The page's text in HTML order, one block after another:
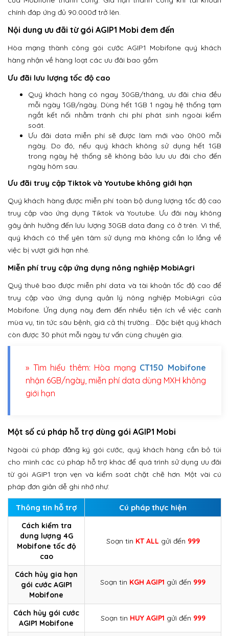
chính đáp ứng đủ 90.000đ trở lên.
Nội dung ưu đãi từ gói AGIP1 Mobi đem đến
Hòa mạng thành công gói cước AGIP1 Mobifone quý khách
hàng nhận về hàng loạt các ưu đãi bao gồm
Ưu đãi lưu lượng tốc độ cao
Quý khách hàng có ngay 30GB/tháng, ưu đãi chia đều
mỗi ngày 1GB/ngày. Dùng hết 1GB 1 ngày hệ thống tạm
ngắt kết nối nhằm tránh chi phí phát sinh ngoài kiểm
soát.
Ưu đãi data miễn phí sẽ được làm mới vào 0h00 mỗi
ngày. Do đó, nếu quý khách không sử dụng hết 1GB
trong ngày hệ thống sẽ không bảo lưu ưu đãi cho đến
ngày hôm sau.
Ưu đãi truy cập Tiktok và Youtube không giới hạn
Quý khách hàng được miễn phí toàn bộ dung lượng tốc độ cao
truy cập vào ứng dụng Tiktok và Youtube. Ưu đãi này không
gây ảnh hưởng đến lưu lượng 30GB data đang có ở trên. Vì thế,
quý khách có thể yên tâm sử dụng mà không cần lo lắng về
việc bị vượt giới hạn nhé.
Miễn phí truy cập ứng dụng nông nghiệp MobiAgri
Quý thuê bao được miễn phí data và tài khoản tốc độ cao để
truy cập vào ứng dụng quản lý nông nghiệp MobiAgri của
Mobifone. Ứng dụng này đem đến nhiều tiện ích về việc canh
mùa vụ, tin tức sâu bệnh, giá cả thị trường… Đặc biệt quý khách
còn được 30 phút mỗi ngày tư vấn cùng chuyên gia.
» Tìm hiểu thêm: Hòa mạng CT150 Mobifone
nhận 6GB/ngày, miễn phí data dùng MXH không
giới hạn
Một số cú pháp hỗ trợ dùng gói AGIP1 Mobi
Ngoài cú pháp đăng ký gói cước, quý khách hàng cần bỏ túi
cho mình các cú pháp hỗ trợ khác để quá trình sử dụng ưu đãi
từ gói AGIP1 trọn vẹn và kiểm soát chặt chẽ hơn. Một vài cú
pháp đơn giản dễ ghi nhớ như:
Thông tin hỗ trợ Cú pháp thực hiện
Cách kiểm tra
dung lượng 4G
Mobifone tốc độ
cao
Soạn tin KT ALL gửi đến 999
Cách hủy gia hạn
gói cước AGIP1
Mobifone
Soạn tin KGH AGIP1 gửi đến 999
Cách hủy gói cước
AGIP1 Mobifone
Soạn tin HUY AGIP1 gửi đến 999